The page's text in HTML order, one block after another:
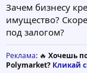
Зачем бизнесу
имущество?
под залогом?
Реклама: 🔥 Хочешь
Polymarket? Кликай